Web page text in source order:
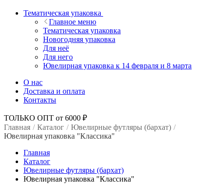
Тематическая упаковка
Главное меню
Тематическая упаковка
Новогодняя упаковка
Для неё
Для него
Ювелирная упаковка к 14 февраля и 8 марта
О нас
Доставка и оплата
Контакты
ТОЛЬКО ОПТ от 6000 ₽
Главная / Каталог / Ювелирные футляры (бархат) /
Ювелирная упаковка "Классика"
Главная
Каталог
Ювелирные футляры (бархат)
Ювелирная упаковка "Классика"